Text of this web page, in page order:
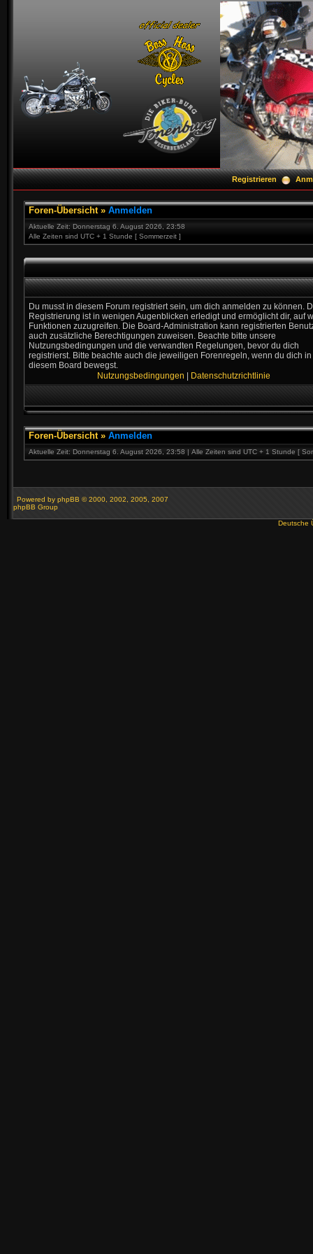
Registrieren
Foren-Übersicht» Anmelden
Aktuelle Zeit: Donnerstag 6. August 2026, 23:58
Alle Zeiten sind UTC + 1 Stunde [ Sommerzeit ]
Du musst in diesem Forum registriert sein, um dich anmelden zu können.
Registrierung ist in wenigen Augenblicken erledigt und ermöglicht dir, auf
Funktionen zuzugreifen. Die Board-Administration kann registrierten
auch zusätzliche Berechtigungen zuweisen. Beachte bitte unsere
Nutzungsbedingungen und die verwandten Regelungen, bevor du dich
registrierst. Bitte beachte auch die jeweiligen Forenregeln, wenn du dich in
diesem Board bewegst.
Nutzungsbedingungen
Datenschutzrichtlinie
Foren-Übersicht» Anmelden
Aktuelle Zeit: Donnerstag 6. August 2026, 23:58 | Alle Zeiten sind UTC + 1 Stunde [
Powered by phpBB © 2000, 2002, 2005, 2007
phpBB Group
Deutsche